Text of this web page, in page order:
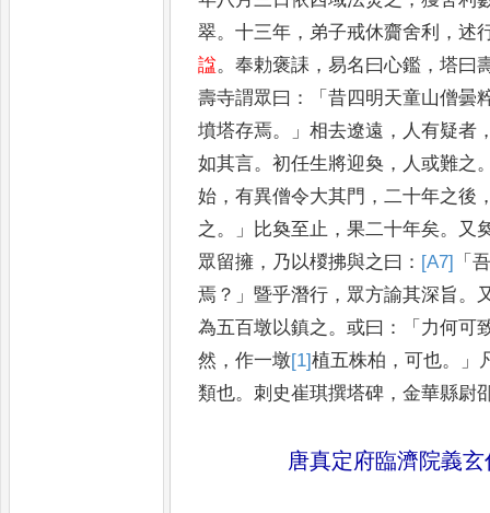
翠。十三年 ， 弟子戒休齎舍利 ，述
諡。奉勅褒誄 ，易名曰心鑑 ，塔曰
壽寺謂眾曰 ：「昔四明天童山僧曇
墳塔存焉。」相去遼遠 ， 人有疑者
如其言。初任生將迎奐 ， 人或難之
始 ，有異僧令大其門 ， 二十年之後
之 。」 比奐至止 ，果二十年矣。
又
眾留擁 ， 乃以椶拂與之曰 ： [A7] 「
焉 ？」暨乎潛行 ， 眾方諭其深旨 。
為五百墩以鎮之 。或曰 ： 「 力何可
然 ，作一墩[1]植五株柏 ，可也。」
類也。刺史崔琪撰塔碑 ，金華縣尉
唐真定府臨濟院義玄